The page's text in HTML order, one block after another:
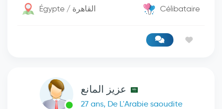
Égypte / القاهرة Célibataire
عزيز المانع
27 ans, De L'Arabie saoudite